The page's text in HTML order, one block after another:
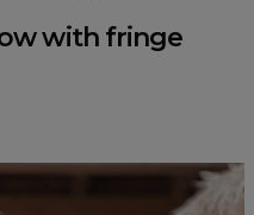
with fringe